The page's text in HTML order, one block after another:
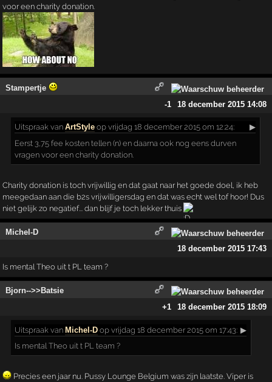
voor een charity donation.
Stampertje
-1
18 december 2015 14:08
Uitspraak vanArtStyle op vrijdag 18 december 2015 om 12:24:
▶
Eerst 3,75 fee kosten tellen (n) en daarna ook nog eens durven
vragen voor een charity donation.
Charity donation is toch vrijwillig en dat gaat naar het goede doel, ik heb
meegedaan aan die b2s vrijwilligersdag en dat was echt wel tof hoor! Dus
niet gelijk zo negatief... dan blijf je toch lekker thuis
Michel-D
18 december 2015 17:43
Is mental Theo uit t PL team ?
Bjorn-->>Batsie
+1
18 december 2015 18:09
Uitspraak vanMichel-D op vrijdag 18 december 2015 om 17:43: ▶
Is mental Theo uit t PL team ?
Precies een jaar nu. Pussy Lounge Belgium was zijn laatste. Viper is